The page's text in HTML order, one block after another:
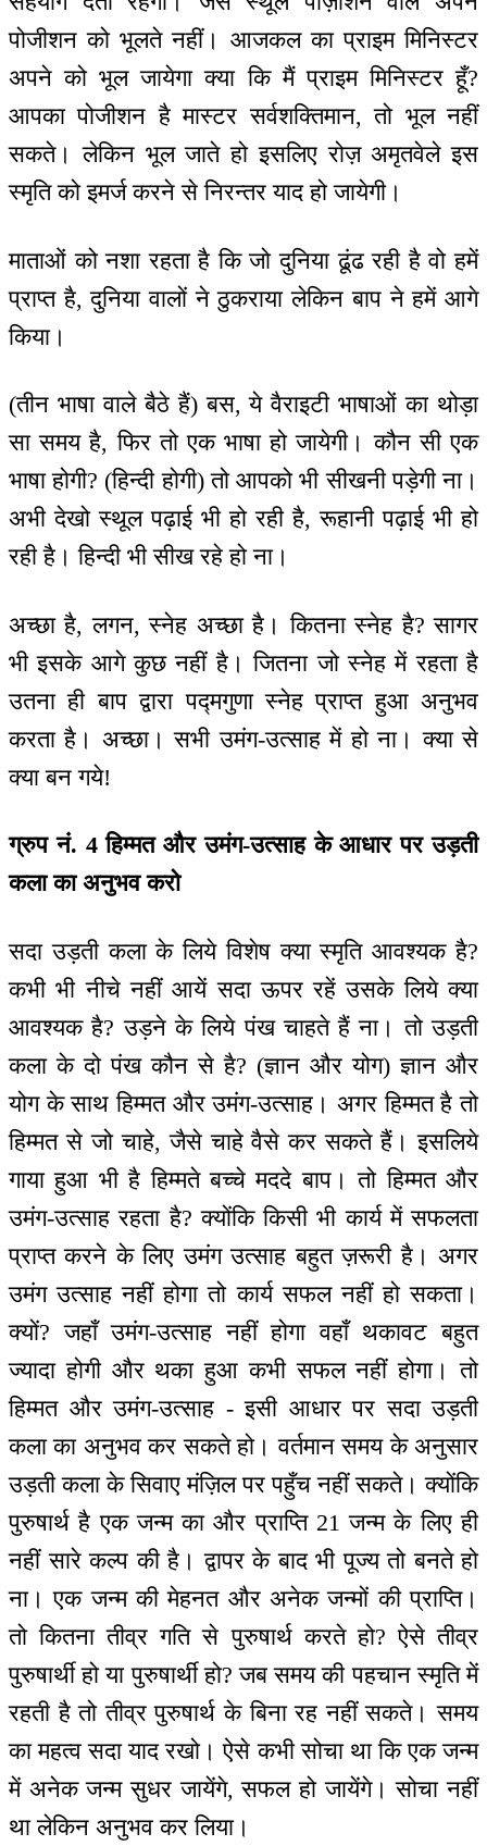
पोजीशन को भूलते नहीं। आजकल का प्राइम मिनिस्टर
अपने को भूल जायेगा क्या कि मैं प्राइम मिनिस्टर हूँ?
आपका पोजीशन है मास्टर सर्वशक्तिमान, तो भूल नहीं
सकते। लेकिन भूल जाते हो इसलिए रोज़ अमृतवेले इस
स्मृति को इमर्ज करने से निरन्तर याद हो जायेगी।
माताओं को नशा रहता है कि जो दुनिया ढूंढ रही है वो हमें
प्राप्त है, दुनिया वालों ने ठुकराया लेकिन बाप ने हमें आगे
किया।
(तीन भाषा वाले बैठे हैं) बस, ये वैराइटी भाषाओं का थोड़ा
सा समय है, फिर तो एक भाषा हो जायेगी। कौन सी एक
भाषा होगी? (हिन्दी होगी) तो आपको भी सीखनी पड़ेगी ना।
अभी देखो स्थूल पढ़ाई भी हो रही है, रूहानी पढ़ाई भी हो
रही है। हिन्दी भी सीख रहे हो ना।
अच्छा है, लगन, स्नेह अच्छा है। कितना स्नेह है? सागर
भी इसके आगे कुछ नहीं है। जितना जो स्नेह में रहता है
उतना ही बाप द्वारा पद्मगुणा स्नेह प्राप्त हुआ अनुभव
करता है। अच्छा। सभी उमंग-उत्साह में हो ना। क्या से
क्या बन गये!
ग्रुप नं. 4 हिम्मत और उमंग-उत्साह के आधार पर उड़ती
कला का अनुभव करो
सदा उड़ती कला के लिये विशेष क्या स्मृति आवश्यक है?
कभी भी नीचे नहीं आयें सदा ऊपर रहें उसके लिये क्या
आवश्यक है? उड़ने के लिये पंख चाहते हैं ना। तो उड़ती
कला के दो पंख कौन से है? (ज्ञान और योग) ज्ञान और
योग के साथ हिम्मत और उमंग-उत्साह। अगर हिम्मत है तो
हिम्मत से जो चाहे, जैसे चाहे वैसे कर सकते हैं। इसलिये
गाया हुआ भी है हिम्मते बच्चे मददे बाप। तो हिम्मत और
उमंग-उत्साह रहता है? क्योंकि किसी भी कार्य में सफलता
प्राप्त करने के लिए उमंग उत्साह बहुत ज़रूरी है। अगर
उमंग उत्साह नहीं होगा तो कार्य सफल नहीं हो सकता।
क्यों? जहाँ उमंग-उत्साह नहीं होगा वहाँ थकावट बहुत
ज्यादा होगी और थका हुआ कभी सफल नहीं होगा। तो
हिम्मत और उमंग-उत्साह - इसी आधार पर सदा उड़ती
कला का अनुभव कर सकते हो। वर्तमान समय के अनुसार
उड़ती कला के सिवाए मंज़िल पर पहुँच नहीं सकते। क्योंकि
पुरुषार्थ है एक जन्म का और प्राप्ति 21 जन्म के लिए ही
नहीं सारे कल्प की है। द्वापर के बाद भी पूज्य तो बनते हो
ना। एक जन्म की मेहनत और अनेक जन्मों की प्राप्ति।
तो कितना तीव्र गति से पुरुषार्थ करते हो? ऐसे तीव्र
पुरुषार्थी हो या पुरुषार्थी हो? जब समय की पहचान स्मृति में
रहती है तो तीव्र पुरुषार्थ के बिना रह नहीं सकते। समय
का महत्व सदा याद रखो। ऐसे कभी सोचा था कि एक जन्म
में अनेक जन्म सुधर जायेंगे, सफल हो जायेंगे। सोचा नहीं
था लेकिन अनुभव कर लिया।